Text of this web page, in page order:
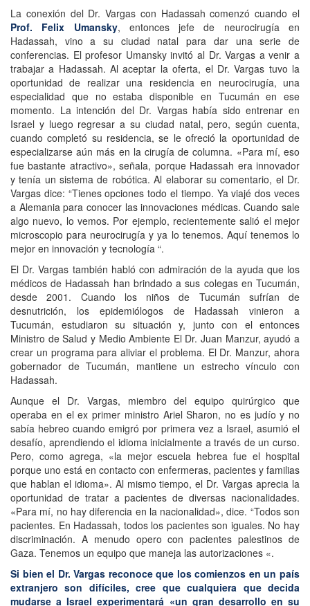
La conexión del Dr. Vargas con Hadassah comenzó cuando el
Prof. Felix Umansky, entonces jefe de neurocirugía en
Hadassah, vino a su ciudad natal para dar una serie de
conferencias. El profesor Umansky invitó al Dr. Vargas a venir a
trabajar a Hadassah. Al aceptar la oferta, el Dr. Vargas tuvo la
oportunidad de realizar una residencia en neurocirugía, una
especialidad que no estaba disponible en Tucumán en ese
momento. La intención del Dr. Vargas había sido entrenar en
Israel y luego regresar a su ciudad natal, pero, según cuenta,
cuando completó su residencia, se le ofreció la oportunidad de
especializarse aún más en la cirugía de columna. «Para mí, eso
fue bastante atractivo», señala, porque Hadassah era innovador
y tenía un sistema de robótica. Al elaborar su comentario, el Dr.
Vargas dice: “Tienes opciones todo el tiempo. Ya viajé dos veces
a Alemania para conocer las innovaciones médicas. Cuando sale
algo nuevo, lo vemos. Por ejemplo, recientemente salió el mejor
microscopio para neurocirugía y ya lo tenemos. Aquí tenemos lo
mejor en innovación y tecnología “.
El Dr. Vargas también habló con admiración de la ayuda que los
médicos de Hadassah han brindado a sus colegas en Tucumán,
desde 2001. Cuando los niños de Tucumán sufrían de
desnutrición, los epidemiólogos de Hadassah vinieron a
Tucumán, estudiaron su situación y, junto con el entonces
Ministro de Salud y Medio Ambiente El Dr. Juan Manzur, ayudó a
crear un programa para aliviar el problema. El Dr. Manzur, ahora
gobernador de Tucumán, mantiene un estrecho vínculo con
Hadassah.
Aunque el Dr. Vargas, miembro del equipo quirúrgico que
operaba en el ex primer ministro Ariel Sharon, no es judío y no
sabía hebreo cuando emigró por primera vez a Israel, asumió el
desafío, aprendiendo el idioma inicialmente a través de un curso.
Pero, como agrega, «la mejor escuela hebrea fue el hospital
porque uno está en contacto con enfermeras, pacientes y familias
que hablan el idioma». Al mismo tiempo, el Dr. Vargas aprecia la
oportunidad de tratar a pacientes de diversas nacionalidades.
«Para mí, no hay diferencia en la nacionalidad», dice. “Todos son
pacientes. En Hadassah, todos los pacientes son iguales. No hay
discriminación. A menudo opero con pacientes palestinos de
Gaza. Tenemos un equipo que maneja las autorizaciones «.
Si bien el Dr. Vargas reconoce que los comienzos en un país
extranjero son difíciles, cree que cualquiera que decida
mudarse a Israel experimentará «un gran desarrollo en su